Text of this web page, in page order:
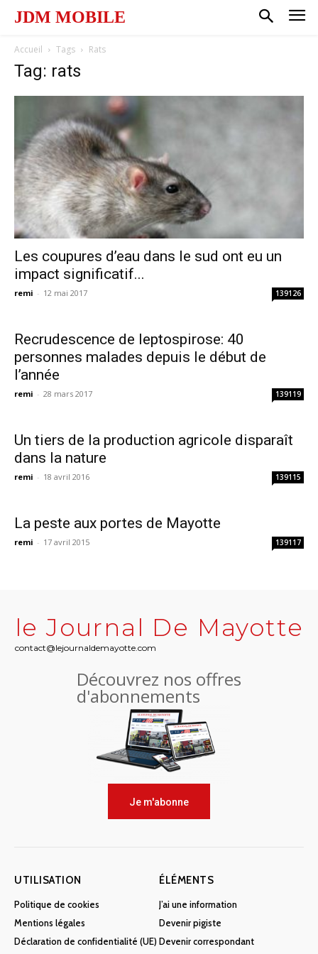
JDM MOBILE
Accueil Tags Rats
Tag: rats
Les coupures d’eau dans le sud ont eu un
impact significatif...
remi - 12 mai 2017 139126
Recrudescence de leptospirose: 40
personnes malades depuis le début de
l’année
remi - 28 mars 2017 139119
Un tiers de la production agricole disparaît
dans la nature
remi - 18 avril 2016 139115
La peste aux portes de Mayotte
remi - 17 avril 2015 139117
le Journal De Mayotte
contact@lejournaldemayotte.com
Découvrez nos offres
d'abonnements
Je m'abonne
UTILISATION
Politique de cookies
Mentions légales
Déclaration de confidentialité (UE)
ÉLÉMENTS
J’ai une information
Devenir pigiste
Devenir correspondant